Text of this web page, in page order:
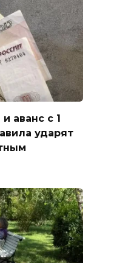
аванс с 1
ударят